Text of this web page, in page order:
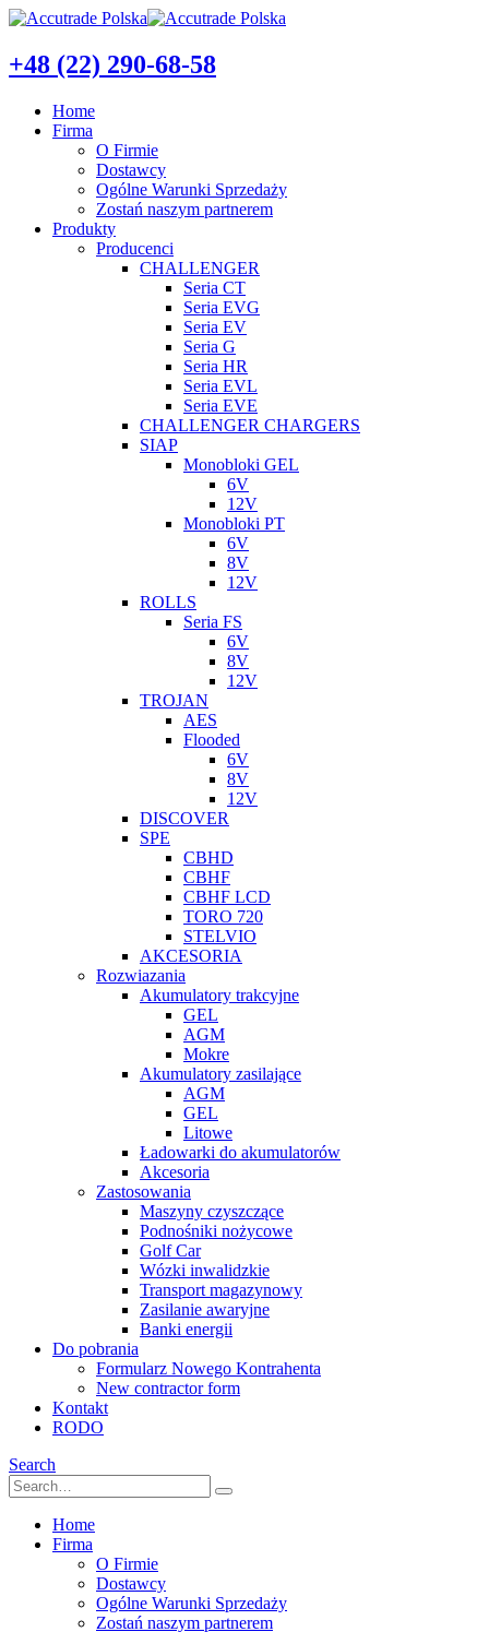
+48 (22) 290-68-58
Home
Firma
O Firmie
Dostawcy
Ogólne Warunki Sprzedaży
Zostań naszym partnerem
Produkty
Producenci
CHALLENGER
Seria CT
Seria EVG
Seria EV
Seria G
Seria HR
Seria EVL
Seria EVE
CHALLENGER CHARGERS
SIAP
Monobloki GEL
6V
12V
Monobloki PT
6V
8V
12V
ROLLS
Seria FS
6V
8V
12V
TROJAN
AES
Flooded
6V
8V
12V
DISCOVER
SPE
CBHD
CBHF
CBHF LCD
TORO 720
STELVIO
AKCESORIA
Rozwiazania
Akumulatory trakcyjne
GEL
AGM
Mokre
Akumulatory zasilające
AGM
GEL
Litowe
Ładowarki do akumulatorów
Akcesoria
Zastosowania
Maszyny czyszczące
Podnośniki nożycowe
Golf Car
Wózki inwalidzkie
Transport magazynowy
Zasilanie awaryjne
Banki energii
Do pobrania
Formularz Nowego Kontrahenta
New contractor form
Kontakt
RODO
Search
Home
Firma
O Firmie
Dostawcy
Ogólne Warunki Sprzedaży
Zostań naszym partnerem